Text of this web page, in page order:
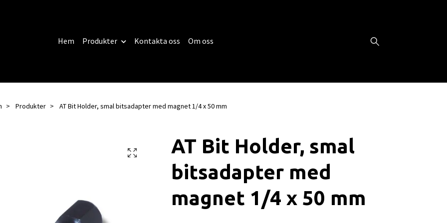
Hem Produkter Kontakta oss Om oss
Produkter AT Bit Holder, smal bitsadapter med magnet 1/4 x 50 mm
AT Bit Holder, smal
bitsadapter med
magnet 1/4 x 50 mm